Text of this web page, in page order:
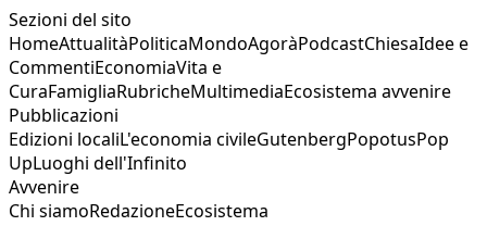
Sezioni del sito
HomeAttualitàPoliticaMondoAgoràPodcastChiesaIdee e
CommentiEconomiaVita e
CuraFamigliaRubricheMultimediaEcosistema avvenire
Pubblicazioni
Edizioni localiL'economia civileGutenbergPopotusPop
UpLuoghi dell'Infinito
Avvenire
Chi siamoRedazioneEcosistema